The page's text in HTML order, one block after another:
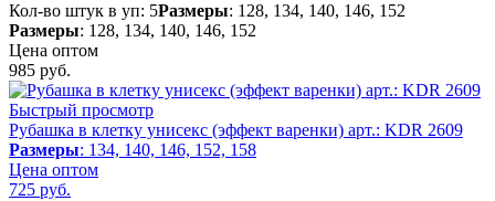
Кол-во штук в уп: 5Размеры: 128, 134, 140, 146, 152
Размеры: 128, 134, 140, 146, 152
Цена оптом
985 руб.
Быстрый просмотр
Рубашка в клетку унисекс (эффект варенки) арт.: KDR 2609
Размеры: 134, 140, 146, 152, 158
Цена оптом
725 руб.